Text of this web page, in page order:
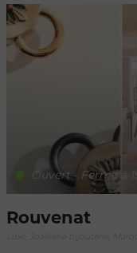
Saint-Honoré offre
avant les créations
le quartier du Marais,
Temple incarne
modernité, offrant
accessoires emblématiques de
adresses incarne
offrant aux
au cœur de la capitale
Ouvert - Ferme à
Rouvenat
Luxe, Joaillerie bijouterie,